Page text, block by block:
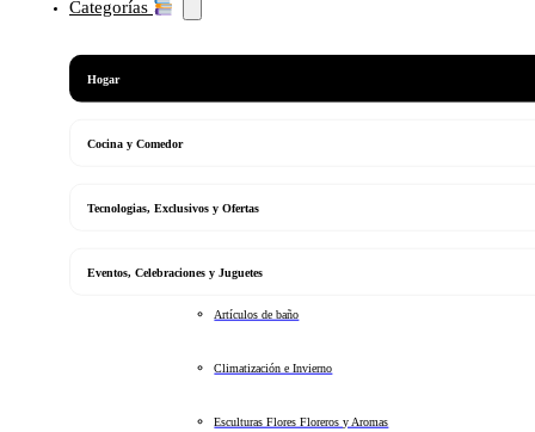
Categorías
Hogar
Cocina y Comedor
Tecnologias, Exclusivos y Ofertas
Eventos, Celebraciones y Juguetes
Artículos de baño
Climatización e Invierno
Esculturas Flores Floreros y Aromas